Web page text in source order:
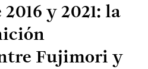
y 2021: la
Fujimori y